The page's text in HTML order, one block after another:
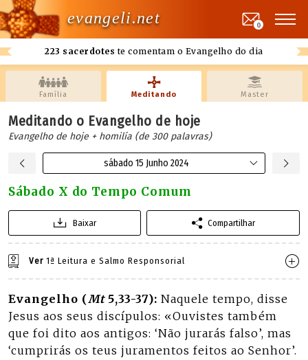
evangeli.net
223 sacerdotes te comentam o Evangelho do dia
0
Família Meditando Master
Meditando o Evangelho de hoje
Evangelho de hoje + homilía (de 300 palavras)
sábado 15 Junho 2024
Sábado X do Tempo Comum
Baixar Compartilhar
Ver 1ª Leitura e Salmo Responsorial
Evangelho (Mt5,33-37): Naquele tempo, disse
Jesus aos seus discípulos: «Ouvistes também
que foi dito aos antigos: ‘Não jurarás falso’, mas
‘cumprirás os teus juramentos feitos ao Senhor’.